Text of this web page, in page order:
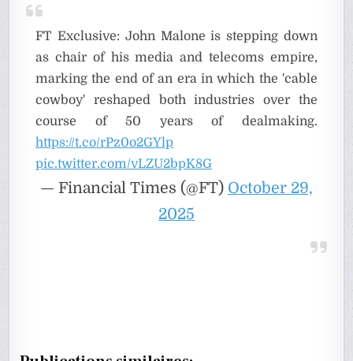
FT Exclusive: John Malone is stepping down
as chair of his media and telecoms empire,
marking the end of an era in which the 'cable
cowboy' reshaped both industries over the
course of 50 years of dealmaking.
https://t.co/rPz0o2GYlp
pic.twitter.com/vLZU2bpK8G
— Financial Times (@FT) October 29,
2025